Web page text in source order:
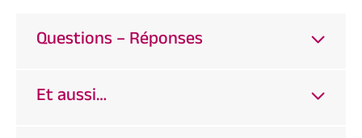
Questions – Réponses
Et aussi…